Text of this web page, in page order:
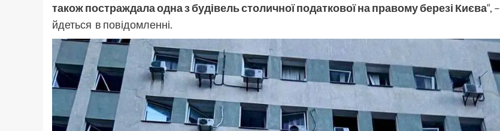
також постраждала одна з будівель столичної податкової на правому березі Києва“, –
йдеться в повідомленні.